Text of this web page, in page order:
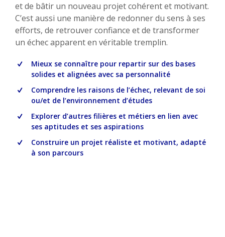
et de bâtir un nouveau projet cohérent et motivant.
C’est aussi une manière de redonner du sens à ses
efforts, de retrouver confiance et de transformer
un échec apparent en véritable tremplin.
Mieux se connaître pour repartir sur des bases
solides et alignées avec sa personnalité
Comprendre les raisons de l’échec, relevant de soi
ou/et de l’environnement d’études
Explorer d’autres filières et métiers en lien avec
ses aptitudes et ses aspirations
Construire un projet réaliste et motivant, adapté
à son parcours